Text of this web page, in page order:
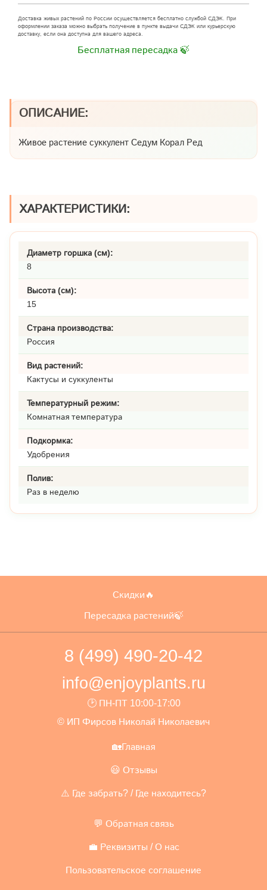
Доставка живых растений по России осуществляется бесплатно службой СДЭК. При
оформлении заказа можно выбрать получение в пункте выдачи СДЭК или курьерскую
доставку, если она доступна для вашего адреса.
Бесплатная пересадка 🍃
ОПИСАНИЕ:
Живое растение суккулент Седум Корал Ред
ХАРАКТЕРИСТИКИ:
Диаметр горшка (см):
8
Высота (см):
15
Страна производства:
Россия
Вид растений:
Кактусы и суккуленты
Температурный режим:
Комнатная температура
Подкормка:
Удобрения
Полив:
Раз в неделю
Скидки🔥
Пересадка растений🍃
8 (499) 490-20-42
info@enjoyplants.ru
🕑 ПН-ПТ 10:00-17:00
© ИП Фирсов Николай Николаевич
🏡Главная
😃 Отзывы
⚠️ Где забрать? / Где находитесь?
💬 Обратная связь
💼 Реквизиты / О нас
Пользовательское соглашение